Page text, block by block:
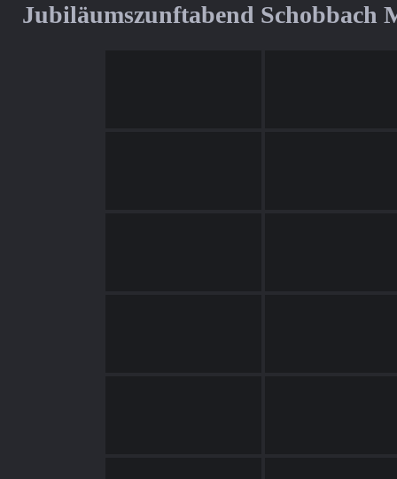
Jubiläumszunftabend Schobbach